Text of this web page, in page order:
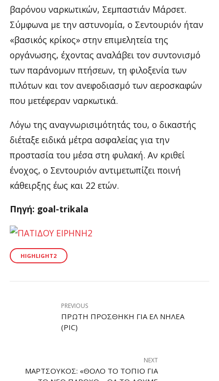
βαρόνου ναρκωτικών, Σεμπαστιάν Μάρσετ.
Σύμφωνα με την αστυνομία, ο Σεντουριόν ήταν
«βασικός κρίκος» στην επιμελητεία της
οργάνωσης, έχοντας αναλάβει τον συντονισμό
των παράνομων πτήσεων, τη φιλοξενία των
πιλότων και τον ανεφοδιασμό των αεροσκαφών
που μετέφεραν ναρκωτικά.
​Λόγω της αναγνωρισιμότητάς του, ο δικαστής
διέταξε ειδικά μέτρα ασφαλείας για την
προστασία του μέσα στη φυλακή. Αν κριθεί
ένοχος, ο Σεντουριόν αντιμετωπίζει ποινή
κάθειρξης έως και 22 ετών.
Πηγή: goal-trikala
HIGHLIGHT2
PREVIOUS
ΠΡΏΤΗ ΠΡΟΣΘΉΚΗ ΓΙΑ ΕΛ ΝΗΛΈΑ
(PIC)
NEXT
ΜΑΡΤΣΟΎΚΟΣ: «ΘΟΛΌ ΤΟ ΤΟΠΊΟ ΓΙΑ